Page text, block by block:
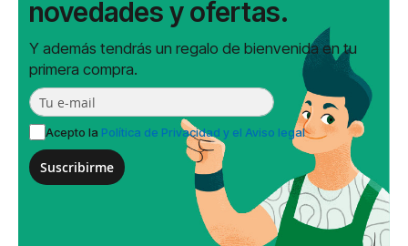
novedades y ofertas.
Y además tendrás un regalo de bienvenida en tu
primera compra.
Acepto la Política de Privacidad y el Aviso legal
Suscribirme